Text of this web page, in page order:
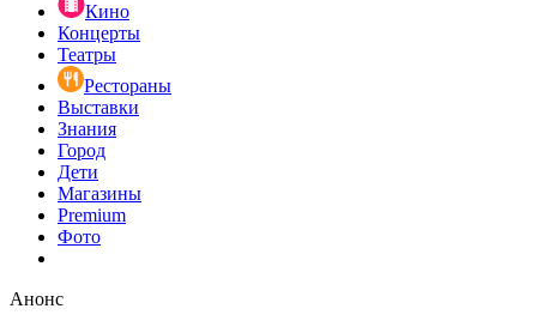
Кино
Концерты
Театры
Рестораны
Выставки
Знания
Город
Дети
Магазины
Premium
Фото
Анонс